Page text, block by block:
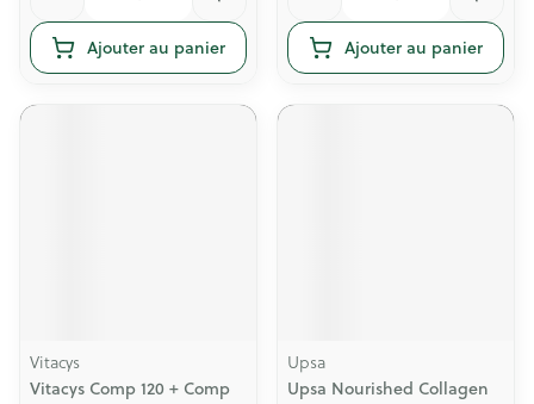
Ajouter au panier Ajouter au panier
Vitacys
Vitacys Comp 120 + Comp
Upsa
Upsa Nourished Collagen